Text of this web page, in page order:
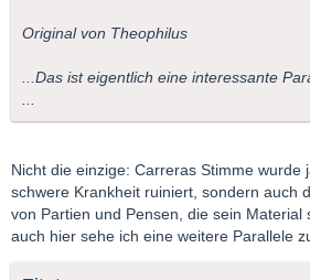
Original von Theophilus
...Das ist eigentlich eine interessante
...
Nicht die einzige: Carreras Stimme wurde
schwere Krankheit ruiniert, sondern auch
von Partien und Pensen, die sein Material
auch hier sehe ich eine weitere Parallele